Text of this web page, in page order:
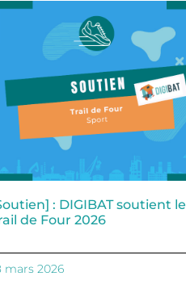
: DIGIBAT soutient le
de Four 2026
mars 2026